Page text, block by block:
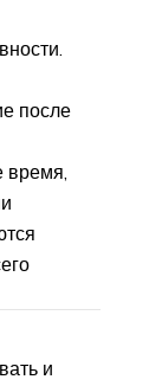
после
время,
и